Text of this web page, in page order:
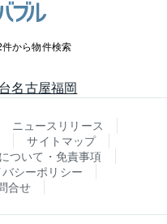
から物件検索
名古屋福岡
ニュースリリース
サイトマップ
ついて・免責事項
シーポリシー
合せ